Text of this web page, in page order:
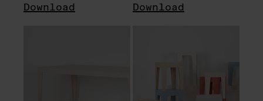
Download Download